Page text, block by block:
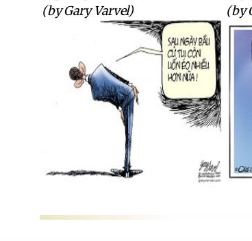
(by Gary Varvel)
(by